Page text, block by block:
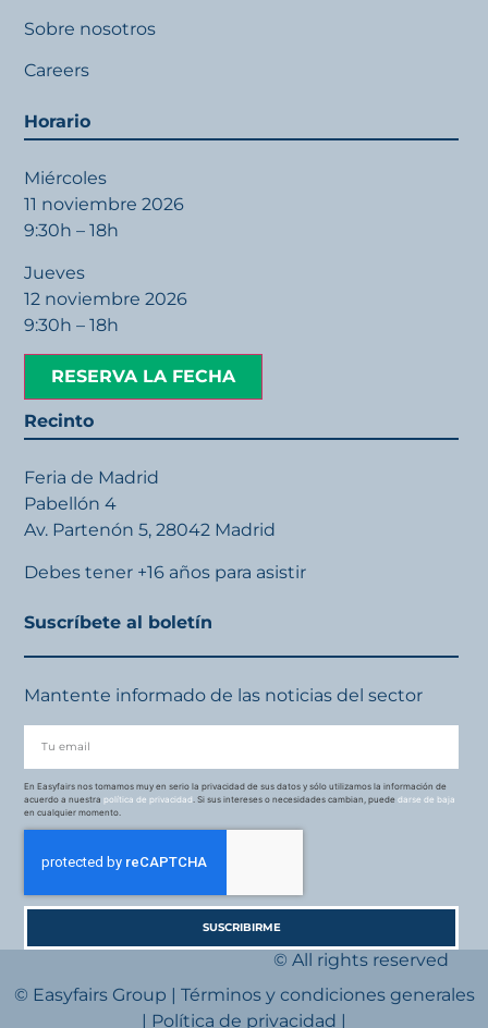
Sobre nosotros
Careers
Horario
Miércoles
11 noviembre 2026
9:30h – 18h
Jueves
12 noviembre 2026
9:30h – 18h
RESERVA LA FECHA
Recinto
Feria de Madrid
Pabellón 4
Av. Partenón 5, 28042 Madrid
Debes tener +16 años para asistir
Suscríbete al boletín
Mantente informado de las noticias del sector
En Easyfairs nos tomamos muy en serio la privacidad de sus datos y sólo utilizamos la información de
acuerdo a nuestrapolítica de privacidad . Si sus intereses o necesidades cambian, puededarse de baja
en cualquier momento.
SUSCRIBIRME
© All rights reserved
© Easyfairs Group
Términos y condiciones generales
Política de privacidad